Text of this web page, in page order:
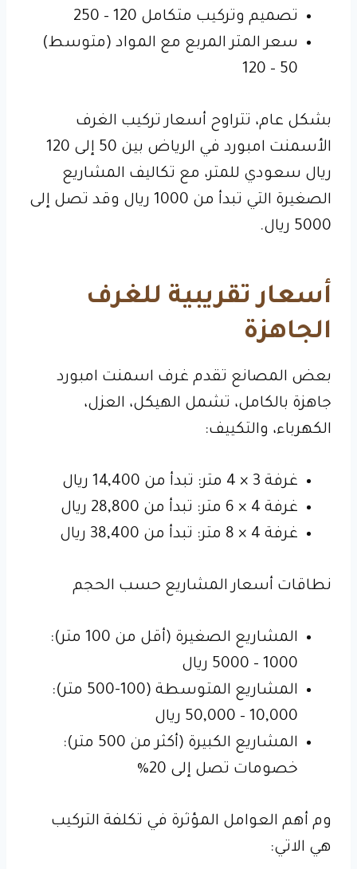
تصميم وتركيب متكامل 120 – 250
سعر المتر المربع مع المواد (متوسط)
50 – 120
بشكل عام، تتراوح أسعار تركيب الغرف
الأسمنت امبورد في الرياض بين 50 إلى 120
ريال سعودي للمتر، مع تكاليف المشاريع
الصغيرة التي تبدأ من 1000 ريال وقد تصل إلى
5000 ريال.
أسعار تقريبية للغرف
الجاهزة
بعض المصانع تقدم غرف اسمنت امبورد
جاهزة بالكامل، تشمل الهيكل، العزل،
الكهرباء، والتكييف:
غرفة 3 × 4 متر: تبدأ من 14,400 ريال
غرفة 4 × 6 متر: تبدأ من 28,800 ريال
غرفة 4 × 8 متر: تبدأ من 38,400 ريال
نطاقات أسعار المشاريع حسب الحجم
المشاريع الصغيرة (أقل من 100 متر):
1000 – 5000 ريال
المشاريع المتوسطة (100-500 متر):
10,000 – 50,000 ريال
المشاريع الكبيرة (أكثر من 500 متر):
خصومات تصل إلى 20%
وم أهم العوامل المؤثرة في تكلفة التركيب
هي الاتي: